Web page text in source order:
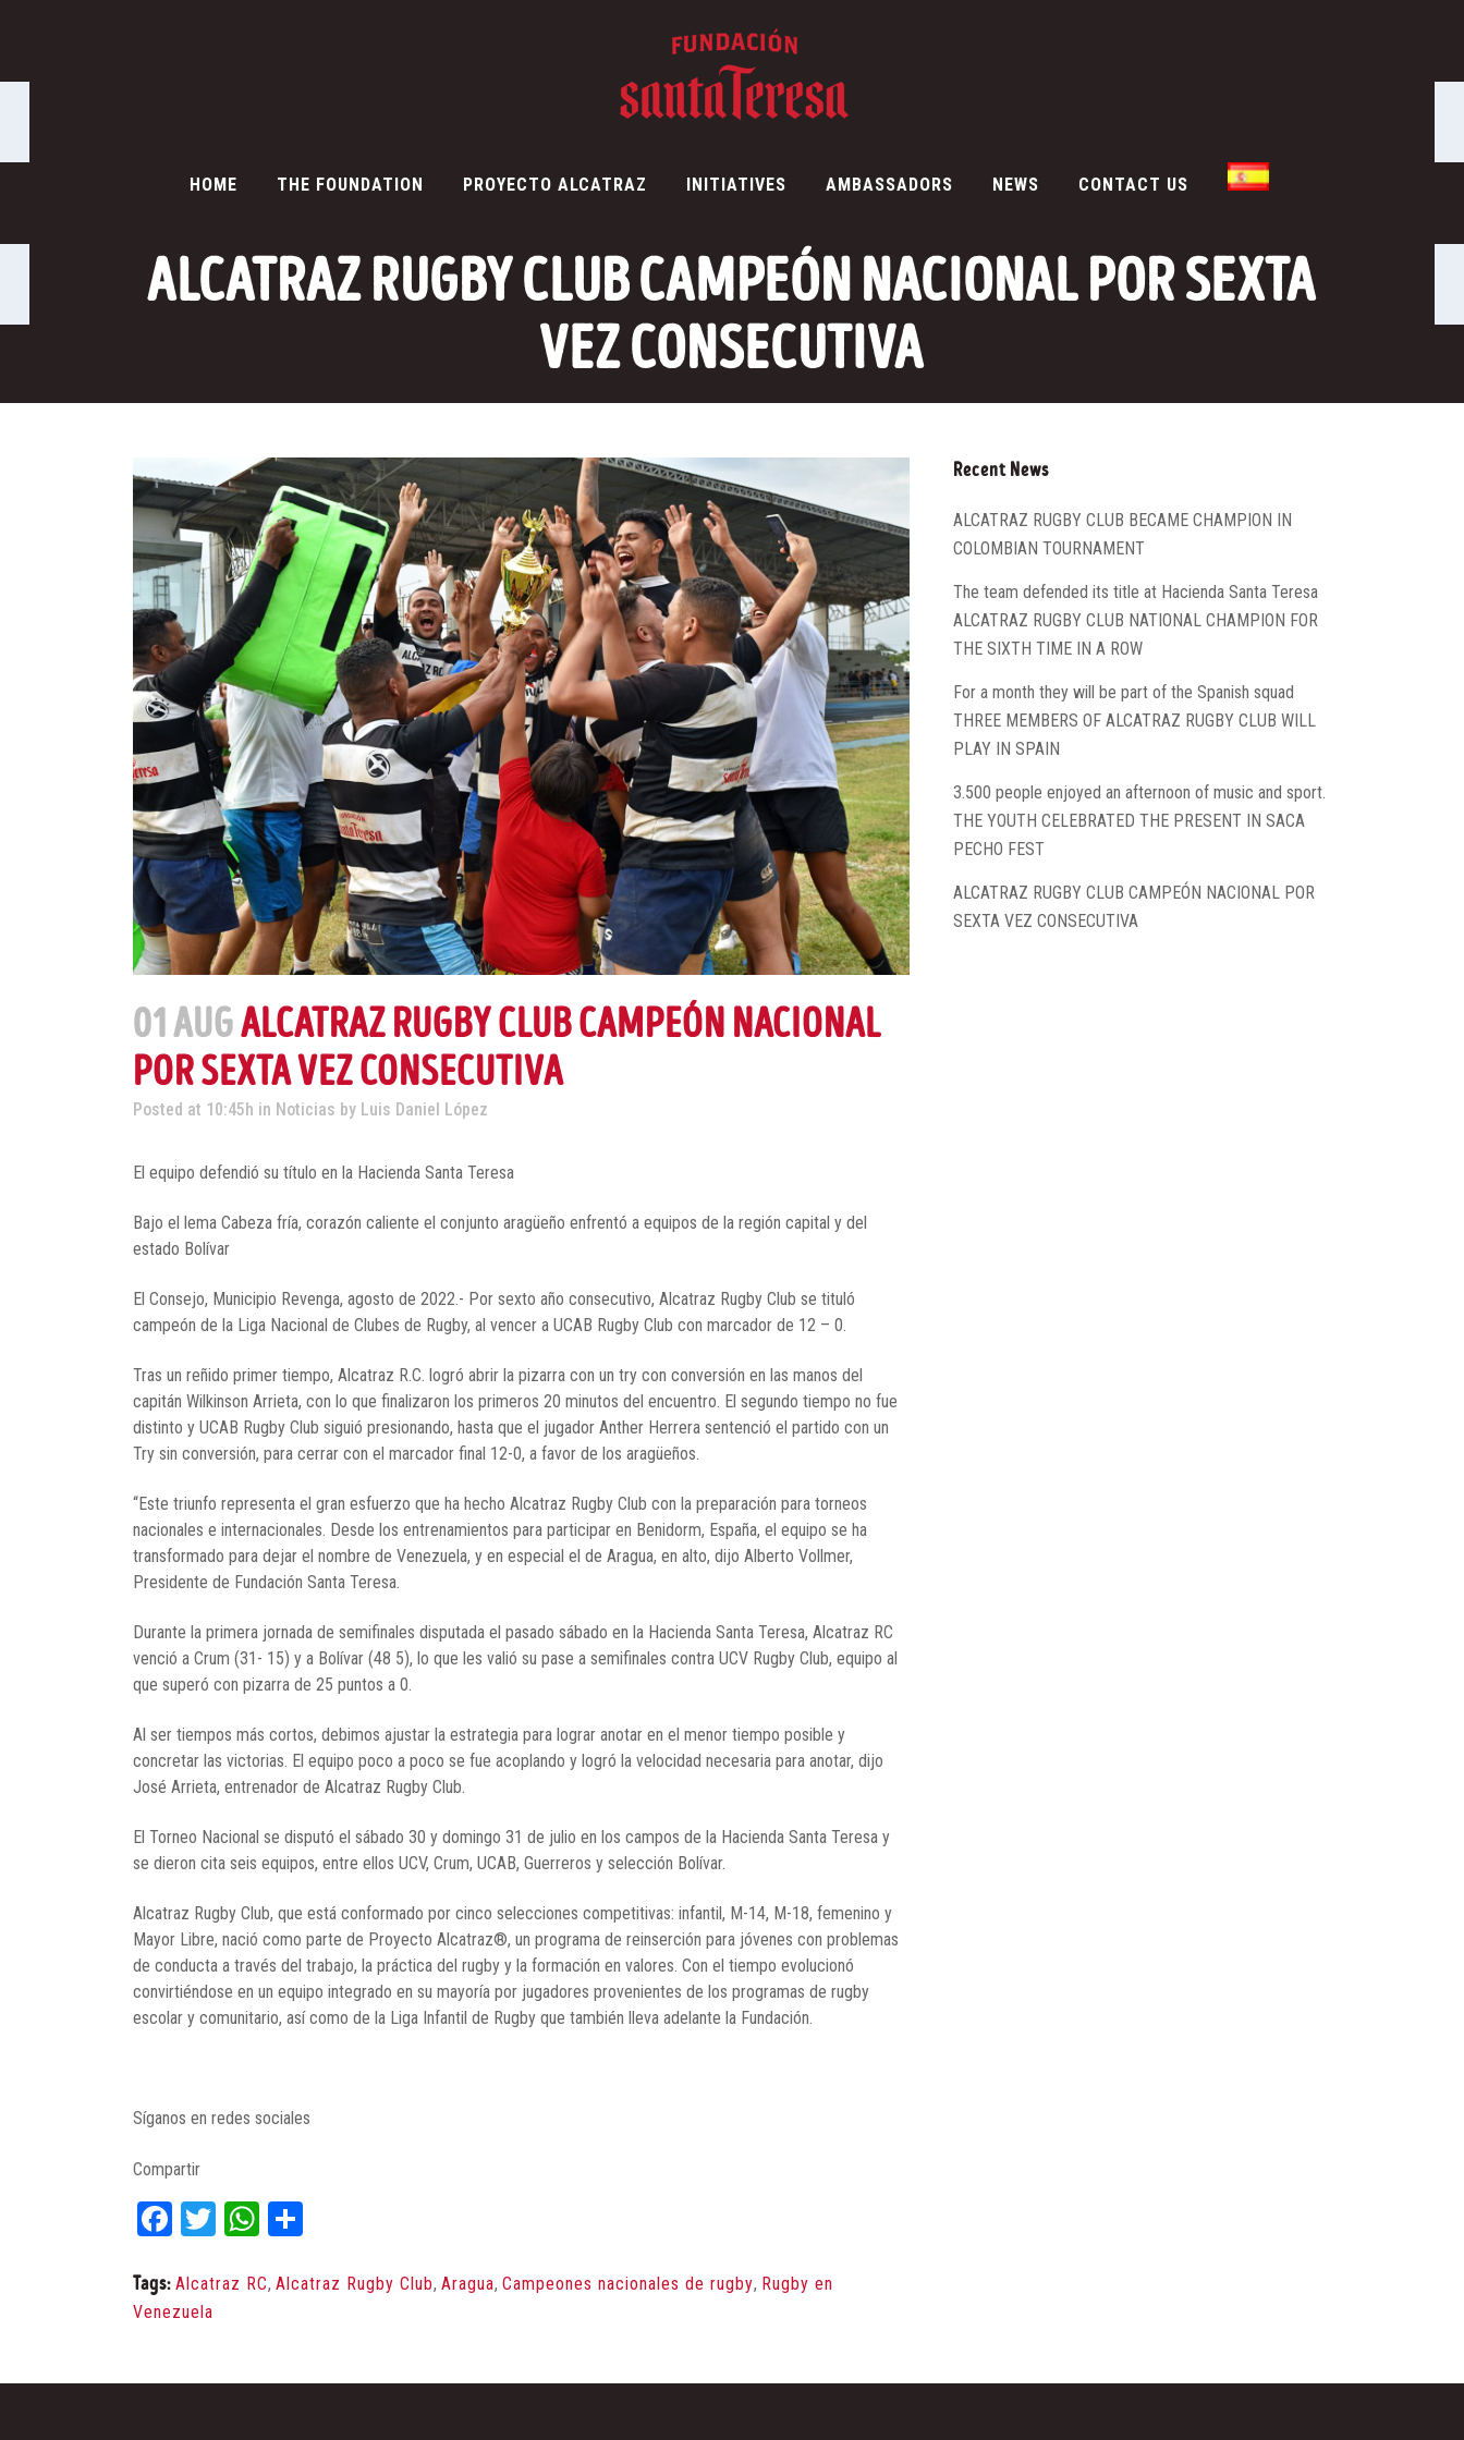
HOME THE FOUNDATION PROYECTO ALCATRAZ INITIATIVES AMBASSADORS NEWS CONTACT US
ALCATRAZ RUGBY CLUB CAMPEÓN NACIONAL POR SEXTA
VEZ CONSECUTIVA
01 AUGALCATRAZ RUGBY CLUB CAMPEÓN NACIONAL
POR SEXTA VEZ CONSECUTIVA
Posted at 10:45h in Noticias by Luis Daniel López
El equipo defendió su título en la Hacienda Santa Teresa
Bajo el lema Cabeza fría, corazón caliente el conjunto aragüeño enfrentó a equipos de la región capital y del
estado Bolívar
El Consejo, Municipio Revenga, agosto de 2022.- Por sexto año consecutivo, Alcatraz Rugby Club se tituló
campeón de la Liga Nacional de Clubes de Rugby, al vencer a UCAB Rugby Club con marcador de 12 – 0.
Tras un reñido primer tiempo, Alcatraz R.C. logró abrir la pizarra con un try con conversión en las manos del
capitán Wilkinson Arrieta, con lo que finalizaron los primeros 20 minutos del encuentro. El segundo tiempo no fue
distinto y UCAB Rugby Club siguió presionando, hasta que el jugador Anther Herrera sentenció el partido con un
Try sin conversión, para cerrar con el marcador final 12-0, a favor de los aragüeños.
“Este triunfo representa el gran esfuerzo que ha hecho Alcatraz Rugby Club con la preparación para torneos
nacionales e internacionales. Desde los entrenamientos para participar en Benidorm, España, el equipo se ha
transformado para dejar el nombre de Venezuela, y en especial el de Aragua, en alto, dijo Alberto Vollmer,
Presidente de Fundación Santa Teresa.
Durante la primera jornada de semifinales disputada el pasado sábado en la Hacienda Santa Teresa, Alcatraz RC
venció a Crum (31- 15) y a Bolívar (48 5), lo que les valió su pase a semifinales contra UCV Rugby Club, equipo al
que superó con pizarra de 25 puntos a 0.
Al ser tiempos más cortos, debimos ajustar la estrategia para lograr anotar en el menor tiempo posible y
concretar las victorias. El equipo poco a poco se fue acoplando y logró la velocidad necesaria para anotar, dijo
José Arrieta, entrenador de Alcatraz Rugby Club.
El Torneo Nacional se disputó el sábado 30 y domingo 31 de julio en los campos de la Hacienda Santa Teresa y
se dieron cita seis equipos, entre ellos UCV, Crum, UCAB, Guerreros y selección Bolívar.
Alcatraz Rugby Club, que está conformado por cinco selecciones competitivas: infantil, M-14, M-18, femenino y
Mayor Libre, nació como parte de Proyecto Alcatraz®, un programa de reinserción para jóvenes con problemas
de conducta a través del trabajo, la práctica del rugby y la formación en valores. Con el tiempo evolucionó
convirtiéndose en un equipo integrado en su mayoría por jugadores provenientes de los programas de rugby
escolar y comunitario, así como de la Liga Infantil de Rugby que también lleva adelante la Fundación.
Síganos en redes sociales
Compartir
Facebook
TwitterWhatsApp
Tags: Alcatraz RC, Alcatraz Rugby Club, Aragua, Campeones nacionales de rugby, Rugby en
Venezuela
Recent News
ALCATRAZ RUGBY CLUB BECAME CHAMPION IN
COLOMBIAN TOURNAMENT
The team defended its title at Hacienda Santa Teresa
ALCATRAZ RUGBY CLUB NATIONAL CHAMPION FOR
THE SIXTH TIME IN A ROW
For a month they will be part of the Spanish squad
THREE MEMBERS OF ALCATRAZ RUGBY CLUB WILL
PLAY IN SPAIN
3.500 people enjoyed an afternoon of music and sport.
THE YOUTH CELEBRATED THE PRESENT IN SACA
PECHO FEST
ALCATRAZ RUGBY CLUB CAMPEÓN NACIONAL POR
SEXTA VEZ CONSECUTIVA